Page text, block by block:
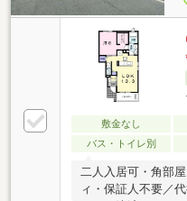
敷金なし
バス・トイレ別
二人入居可・角部
ィ・保証人不要／